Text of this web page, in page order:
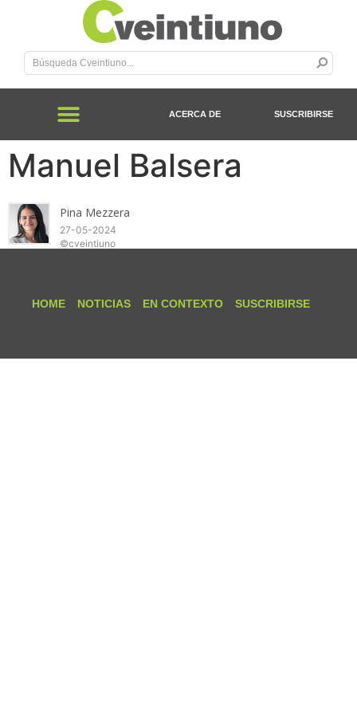
ACERCA DE SUSCRIBIRSE
Manuel Balsera
Pina Mezzera
27-05-2024
©cveintiuno
HOME NOTICIAS EN CONTEXTO SUSCRIBIRSE